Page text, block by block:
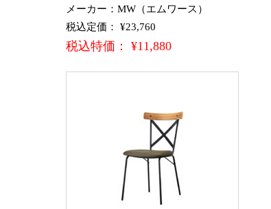
メーカー：MW（エムワース）
税込定価： ¥23,760
税込特価： ¥11,880